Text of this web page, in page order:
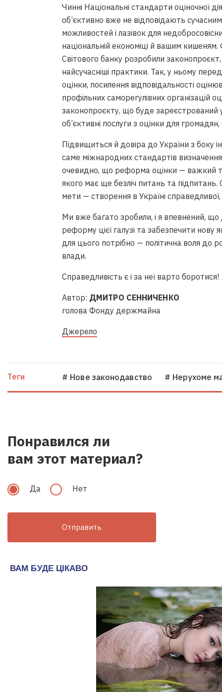
Чинні Національні стандарти оціночної
об’єктивно вже не відповідають
можливостей і лазівок для
національній економіці й вашим кишеням.
Світового банку розробили
найсучасніші практики. Так, у ньому
оцінки, посилення відповідальності
профільних саморегулівних організацій
законопроєкту, що буде
об’єктивні послуги з оцінки для
Підвищиться й довіра до України з боку
саме міжнародних стандартів
очевидно, що реформа оцінки — важкий
якого має ще безліч питань та
мети — створення в Україні
Ми вже багато зробили, і я впевнений,
реформу цієї галузі та забезпечити
для цього потрібно — політична воля до
влади.
Справедливість є і за неї варто боротися!
Автор: ДМИТРО СЕННИЧЕНКО
голова Фонду держмайна
Джерело
Теги # Нове законодавство # Нерухоме
Понравился ли
вам этот материал?
Да Нет
Отправить
Исковая давность для
предмет ипотеки может быть
для удовлетворения иска, –
НААКУ як єдина спільнота
Видео • НААКУ
Треба повністю відійти від
системи побудови СРО, –
Борг-review. Розмова з
Видео • НААКУ